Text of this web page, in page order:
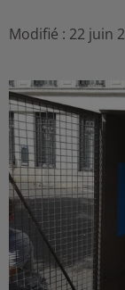
Modifié : 22 juin